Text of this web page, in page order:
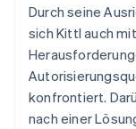
Durch seine
sich Kittl auch
konfrontiert.
nach einer